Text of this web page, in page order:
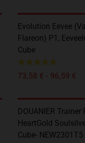
Evolution Eevee
Flareon) P1,
Cube
73,58 € - 96,59 €
DOUANIER Trainer
HeartGold
Cube- NEW2301T5